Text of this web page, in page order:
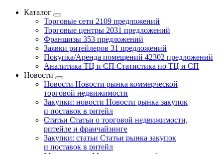
Каталог
Торговые сети 2109 предложений
Торговые центры 2031 предложений
Франшизы 353 предложений
Заявки ритейлеров 31 предложений
Покупка/Аренда помещений 42302 предложений
Аналитика ТЦ и СП Статистика по ТЦ и СП
Новости
Новости Новости рынка коммерческой
торговой недвижимости
Закупки: новости Новости рынка закупок
и поставок в ритейл
Статьи Статьи о торговой недвижимости,
ритейле и франчайзинге
Закупки: статьи Статьи рынка закупок
и поставок в ритейл